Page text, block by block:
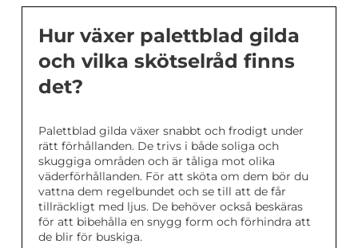
Hur växer palettblad gilda
och vilka skötselråd finns
det?
Palettblad gilda växer snabbt och frodigt under
rätt förhållanden. De trivs i både soliga och
skuggiga områden och är tåliga mot olika
väderförhållanden. För att sköta om dem bör du
vattna dem regelbundet och se till att de får
tillräckligt med ljus. De behöver också beskäras
för att bibehålla en snygg form och förhindra att
de blir för buskiga.